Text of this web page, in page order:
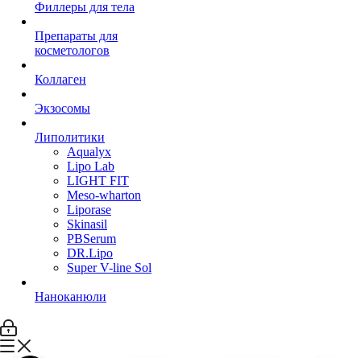
Филлеры для тела
Препараты для
косметологов
Коллаген
Экзосомы
Липолитики
Aqualyx
Lipo Lab
LIGHT FIT
Meso-wharton
Liporase
Skinasil
PBSerum
DR.Lipo
Super V-line Sol
Наноканюли